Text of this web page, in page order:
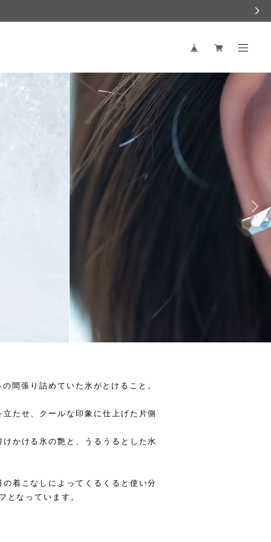
間張り詰めていた氷がとけること。
たせ、クールな印象に仕上げた片側
かける氷の艶と、うるうるとした水
着こなしによってくるくると使い分
となっています。